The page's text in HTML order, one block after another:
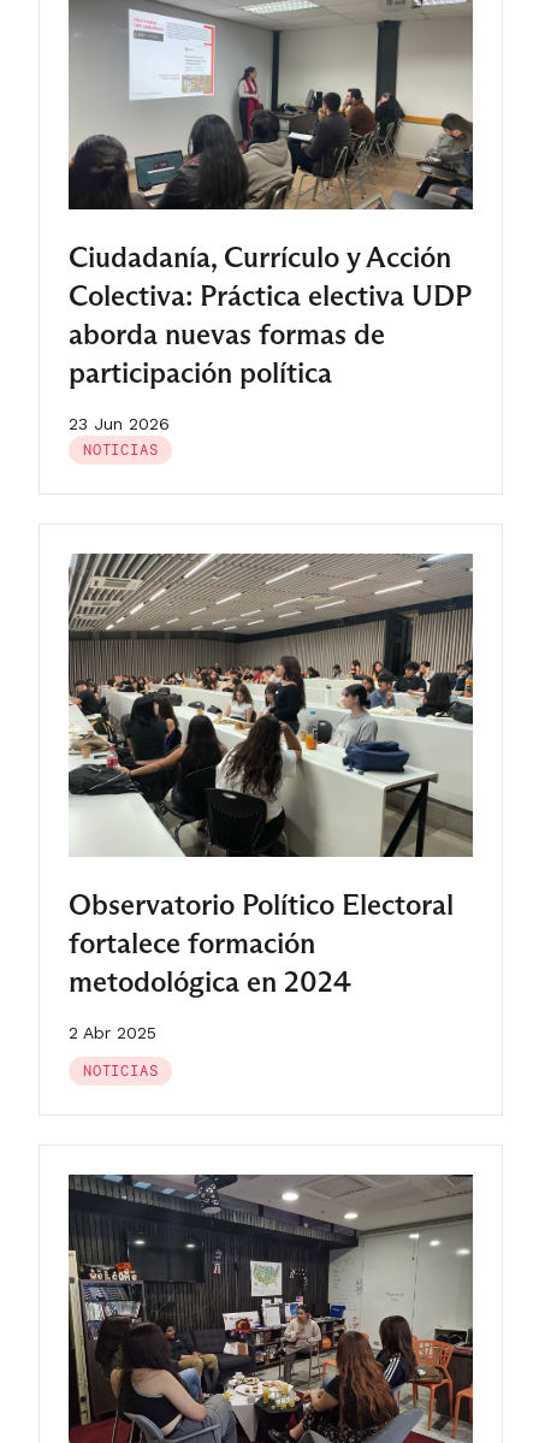
Ciudadanía, Currículo y Acción
Colectiva: Práctica electiva UDP
aborda nuevas formas de
participación política
23 Jun 2026
NOTICIAS
Observatorio Político Electoral
fortalece formación
metodológica en 2024
2 Abr 2025
NOTICIAS